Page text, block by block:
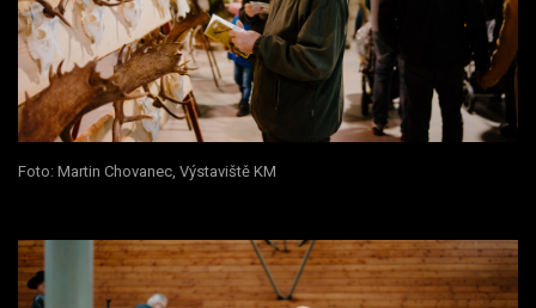
Foto: Martin Chovanec, Výstaviště KM